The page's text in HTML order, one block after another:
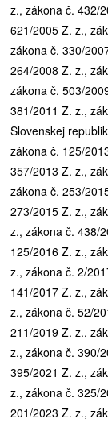
z., zákona č. 432/
621/2005 Z. z.,
zákona č. 330/
264/2008 Z. z.,
zákona č. 503/
381/2011 Z. z.,
Slovenskej
zákona č. 125/
357/2013 Z. z.,
zákona č. 253/
273/2015 Z. z.,
z., zákona č. 438/
125/2016 Z. z.,
z., zákona č. 2/
141/2017 Z. z.,
z., zákona č. 52/
211/2019 Z. z.,
z., zákona č. 390/
395/2021 Z. z.,
z., zákona č. 325/
201/2023 Z. z.,